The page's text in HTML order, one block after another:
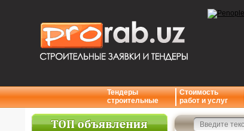
Тендеры
строительные
Стоимость
работ и услуг